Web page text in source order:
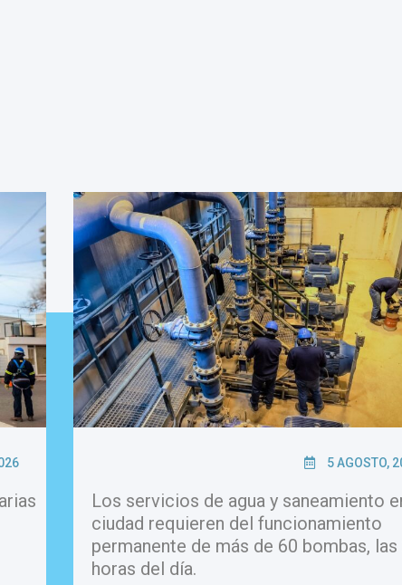
5 AGOSTO,
Los servicios de agua y saneamiento
ciudad requieren del funcionamiento
permanente de más de 60 bombas, las
horas del día.